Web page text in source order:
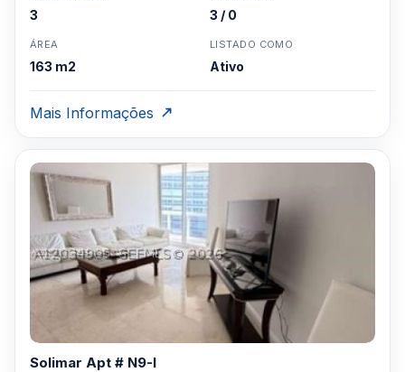
3 3 / 0
ÁREA
163 m2
LISTADO COMO
Ativo
Mais Informações
Solimar Apt # N9-I